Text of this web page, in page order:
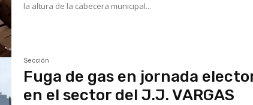
la altura de la cabecera municipal...
Sección
Fuga de gas en jornada
en el sector del J.J. VARGAS